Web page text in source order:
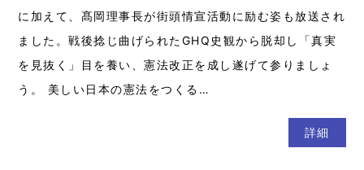
に加えて、髙岡理事長が街頭情宣活動に励む姿も放送され
ました。戦後捻じ曲げられたGHQ史観から脱却し「真実
を見抜く」目を養い、憲法改正を成し遂げて参りましょ
う。 美しい日本の憲法をつくる…
詳細